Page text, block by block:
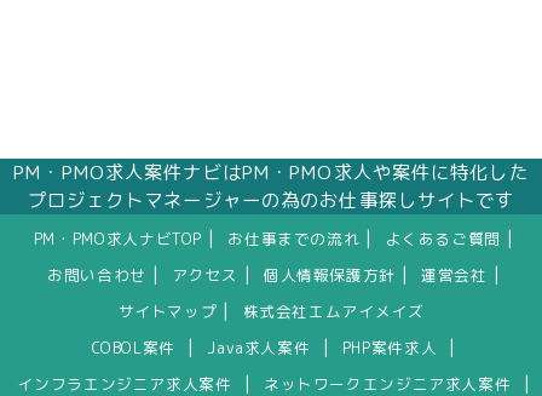
PM・PMO求人案件ナビはPM・PMO求人や案件に特化した
プロジェクトマネージャーの為のお仕事探しサイトです
PM・PMO求人ナビTOP お仕事までの流れ よくあるご質問
お問い合わせ アクセス 個人情報保護方針 運営会社
サイトマップ
株式会社エムアイメイズ
COBOL案件
Java求人案件 PHP案件求人
インフラエンジニア求人案件 ネットワークエンジニア求人案件